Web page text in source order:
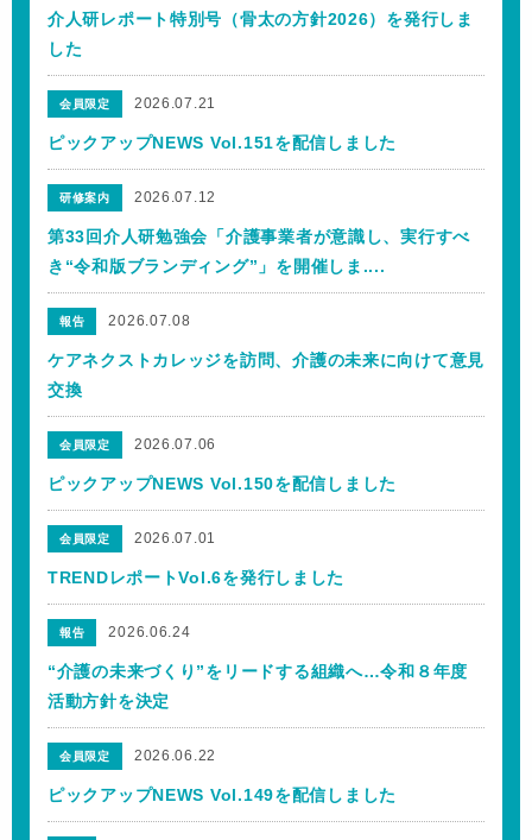
介人研レポート特別号（骨太の方針2026）を発行しま
した
会員限定 2026.07.21
ピックアップNEWS Vol.151を配信しました
研修案内 2026.07.12
第33回介人研勉強会「介護事業者が意識し、実行すべ
き“令和版ブランディング”」を開催しま....
報告 2026.07.08
ケアネクストカレッジを訪問、介護の未来に向けて意見
交換
会員限定 2026.07.06
ピックアップNEWS Vol.150を配信しました
会員限定 2026.07.01
TRENDレポートVol.6を発行しました
報告 2026.06.24
“介護の未来づくり”をリードする組織へ…令和８年度
活動方針を決定
会員限定 2026.06.22
ピックアップNEWS Vol.149を配信しました